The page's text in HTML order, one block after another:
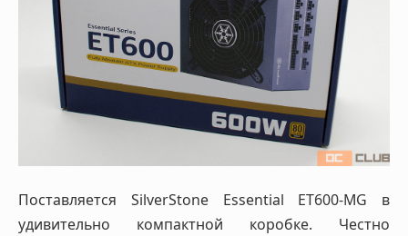
Поставляется SilverStone Essential ET600-MG в
удивительно компактной коробке. Честно